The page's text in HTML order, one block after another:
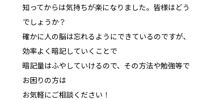
知ってからは気持ちが楽になりました。皆様はどう
でしょうか？
確かに人の脳は忘れるようにできているのですが、
効率よく暗記していくことで
暗記量はふやしていけるので、その方法や勉強等で
お困りの方は
お気軽にご相談ください！